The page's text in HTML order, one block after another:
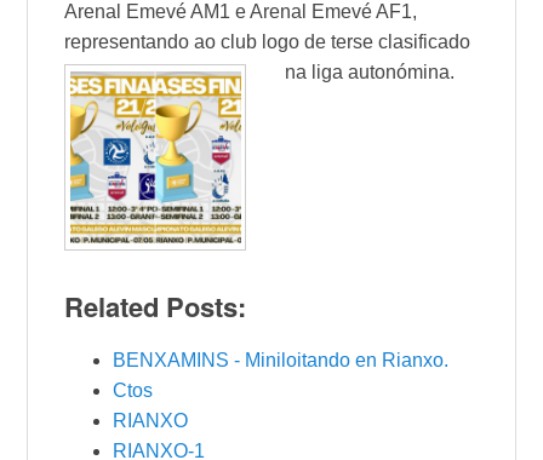
Arenal Emevé AM1 e Arenal Emevé AF1,
representando ao club logo de terse clasificado
na liga autonómina.
Related Posts:
BENXAMINS - Miniloitando en Rianxo.
Ctos
RIANXO
RIANXO-1